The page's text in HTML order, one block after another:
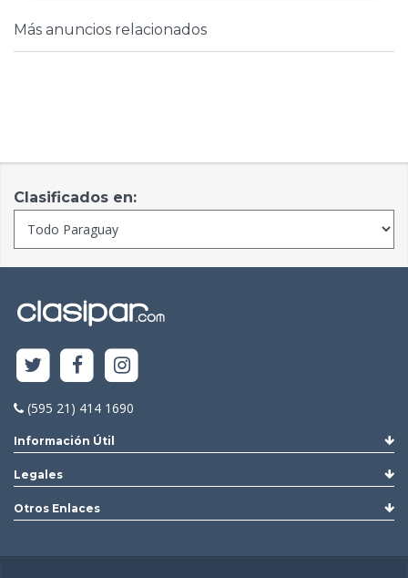
Más anuncios relacionados
Clasificados en:
(595 21) 414 1690
Información Útil
Legales
Otros Enlaces